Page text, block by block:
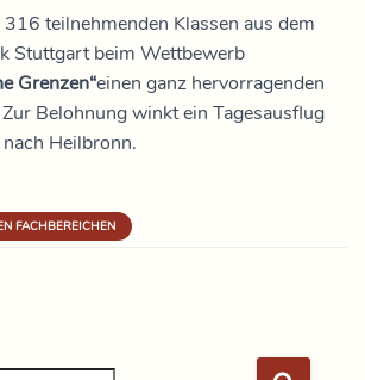
teilnehmenden Klassen aus dem
Stuttgart beim Wettbewerb
Grenzen“einen ganz hervorragenden
Belohnung winkt ein Tagesausflug
Heilbronn.
FACHBEREICHEN